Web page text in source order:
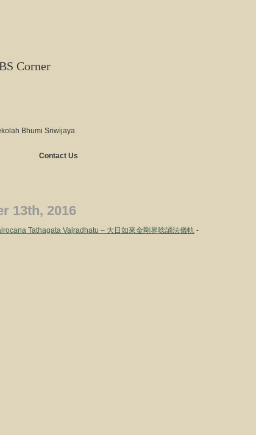
Corner
Bhumi Sriwijaya
Contact Us
13th, 2016
Tathagata Vajradhatu – 大日如來金剛界唸誦法儀軌 -